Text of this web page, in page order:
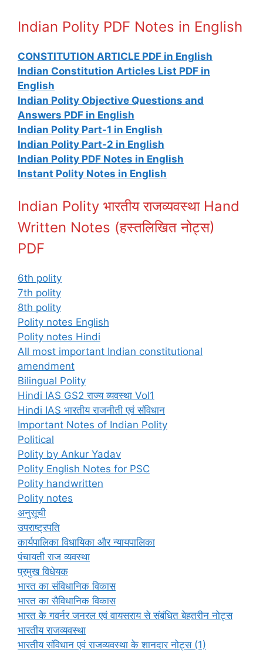
Indian Polity PDF Notes in English
CONSTITUTION ARTICLE PDF in English
Indian Constitution Articles List PDF in
English
Indian Polity Objective Questions and
Answers PDF in English
Indian Polity Part-1 in English
Indian Polity Part-2 in English
Indian Polity PDF Notes in English
Instant Polity Notes in English
Indian Polity भारतीय राजव्यवस्था Hand
Written Notes (हस्तलिखित नोट्स)
PDF
6th polity
7th polity
8th polity
Polity notes English
Polity notes Hindi
All most important Indian constitutional
amendment
Bilingual Polity
Hindi IAS GS2 राज्य व्यवस्था Vol1
Hindi IAS भारतीय राजनीती एवं संविधान
Important Notes of Indian Polity
Political
Polity by Ankur Yadav
Polity English Notes for PSC
Polity handwritten
Polity notes
अनुसूची
उपराष्ट्रपति
कार्यपालिका विधायिका और न्यायपालिका
पंचायती राज व्यवस्था
प्रमुख विधेयक
भारत का संविधानिक विकास
भारत का सैविधानिक विकास
भारत के गवर्नर जनरल एवं वायसराय से संबंधित बेहतरीन नोट्स
भारतीय राजव्यवस्था
भारतीय संविधान एवं राजव्यवस्था के शानदार नोट्स (1)